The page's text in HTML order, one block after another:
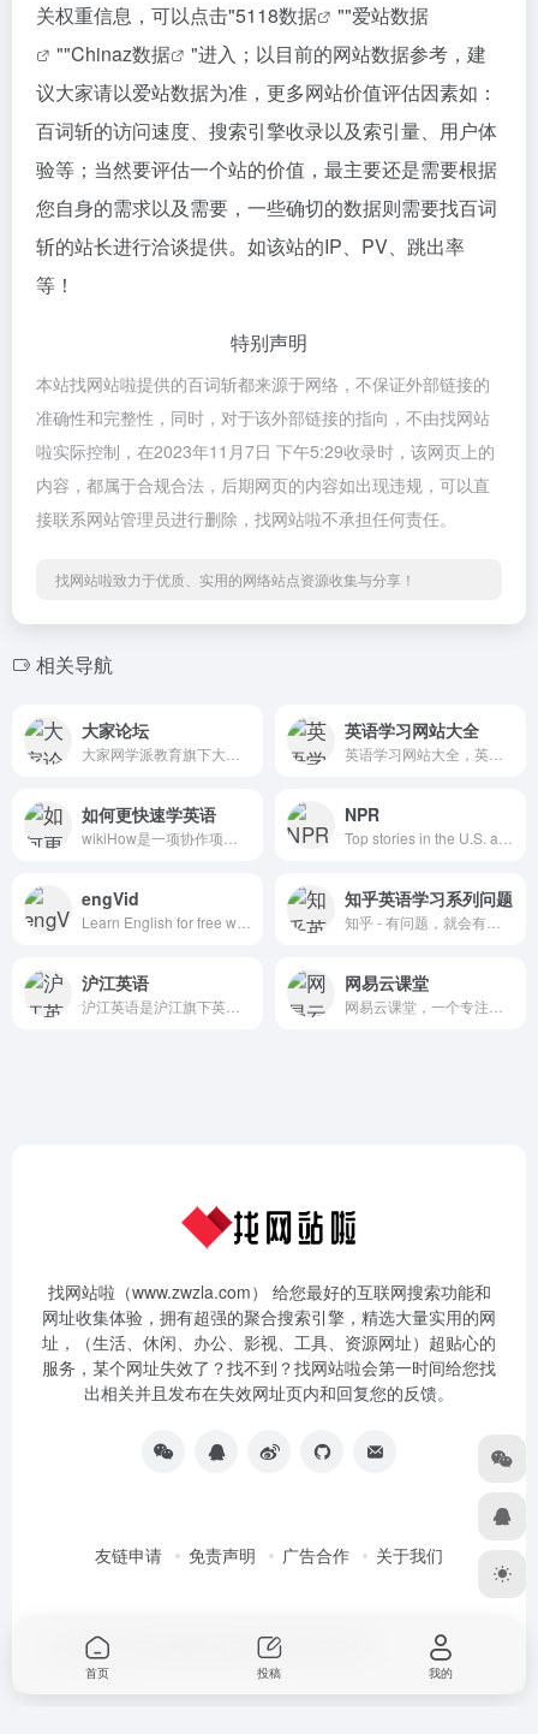
关权重信息，可以点击"5118数据 ""爱站数据
""Chinaz数据
"进入；以目前的网站数据参考，建
议大家请以爱站数据为准，更多网站价值评估因素如：
百词斩的访问速度、搜索引擎收录以及索引量、用户体
验等；当然要评估一个站的价值，最主要还是需要根据
您自身的需求以及需要，一些确切的数据则需要找百词
斩的站长进行洽谈提供。如该站的IP、PV、跳出率
等！
特别声明
本站找网站啦提供的百词斩都来源于网络，不保证外部链接的
准确性和完整性，同时，对于该外部链接的指向，不由找网站
啦实际控制，在2023年11月7日 下午5:29收录时，该网页上的
内容，都属于合规合法，后期网页的内容如出现违规，可以直
接联系网站管理员进行删除，找网站啦不承担任何责任。
找网站啦致力于优质、实用的网络站点资源收集与分享！
相关导航
大家论坛 英语学习网站大全
如何更快速学英语 NPR
engVid 知乎英语学习系列问题
沪江英语 网易云课堂
找网站啦（www.zwzla.com） 给您最好的互联网搜索功能和
网址收集体验，拥有超强的聚合搜索引擎，精选大量实用的网
址，（生活、休闲、办公、影视、工具、资源网址）超贴心的
服务，某个网址失效了？找不到？找网站啦会第一时间给您找
出相关并且发布在失效网址页内和回复您的反馈。
友链申请 免责声明 广告合作 关于我们
Copyright © 2026 京ICP备14047079号-3
首页 投稿 我的